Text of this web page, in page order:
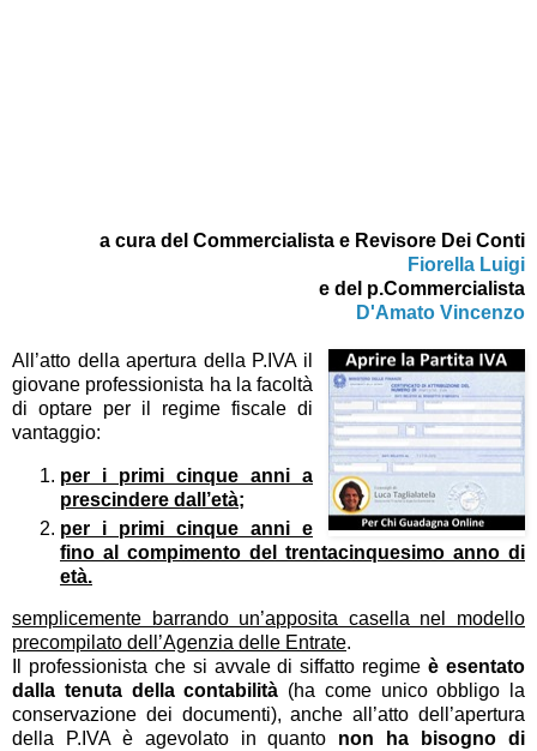
a cura del Commercialista e Revisore Dei Conti
Fiorella Luigi
e del p.Commercialista
D'Amato Vincenzo
All’atto della apertura della P.IVA il
giovane professionista ha la facoltà
di optare per il regime fiscale di
vantaggio:
per i primi cinque anni a
prescindere dall’età;
per i primi cinque anni e
fino al compimento del trentacinquesimo anno di
età.
semplicemente barrando un’apposita casella nel modello
precompilato dell’Agenzia delle Entrate.
Il professionista che si avvale di siffatto regime è esentato
dalla tenuta della contabilità (ha come unico obbligo la
conservazione dei documenti), anche all’atto dell’apertura
della P.IVA è agevolato in quanto non ha bisogno di